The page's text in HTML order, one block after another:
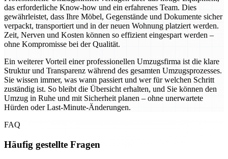
das erforderliche Know-how und ein erfahrenes Team. Dies
gewährleistet, dass Ihre Möbel, Gegenstände und Dokumente sicher
verpackt, transportiert und in der neuen Wohnung platziert werden.
Zeit, Nerven und Kosten können so effizient eingespart werden –
ohne Kompromisse bei der Qualität.
Ein weiterer Vorteil einer professionellen Umzugsfirma ist die klare
Struktur und Transparenz während des gesamten Umzugsprozesses.
Sie wissen immer, was wann passiert und wer für welchen Schritt
zuständig ist. So bleibt die Übersicht erhalten, und Sie können den
Umzug in Ruhe und mit Sicherheit planen – ohne unerwartete
Hürden oder Last-Minute-Änderungen.
FAQ
Häufig gestellte Fragen